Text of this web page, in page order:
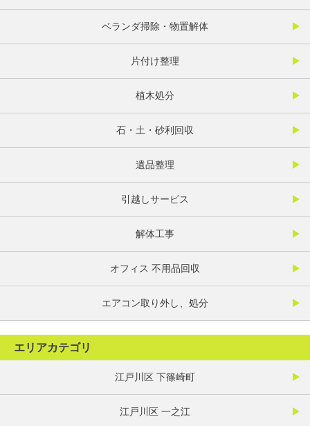
ベランダ掃除・物置解体
片付け整理
植木処分
石・土・砂利回収
遺品整理
引越しサービス
解体工事
オフィス 不用品回収
エアコン取り外し、処分
エリアカテゴリ
江戸川区 下篠崎町
江戸川区 一之江